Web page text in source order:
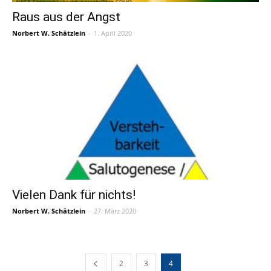
Raus aus der Angst
Norbert W. Schätzlein - 1. April 2020
Vielen Dank für nichts!
Norbert W. Schätzlein - 27. März 2020
2 3 4